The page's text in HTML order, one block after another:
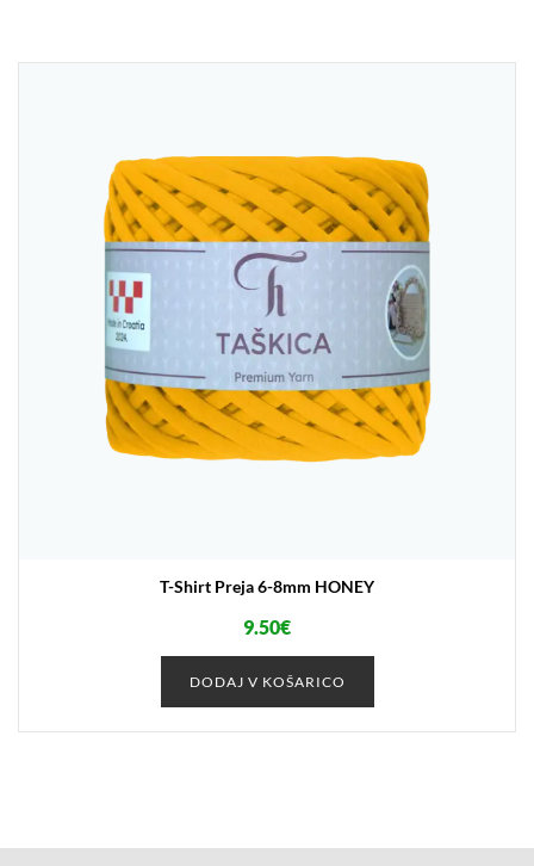
T-Shirt Preja 6-8mm HONEY
9.50€
DODAJ V KOŠARICO